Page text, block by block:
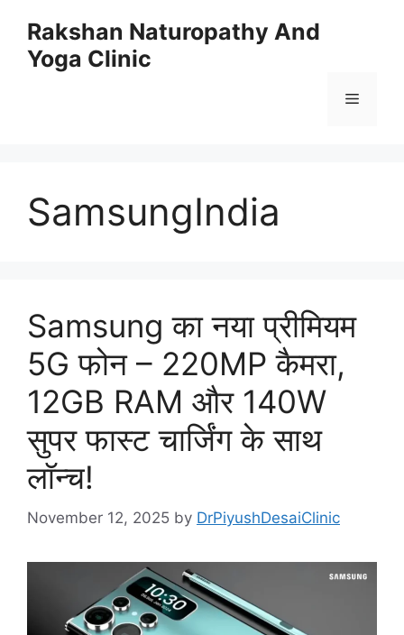
content
Rakshan Naturopathy And
Yoga Clinic
Menu
SamsungIndia
Samsung का नया प्रीमियम
5G फोन – 220MP कैमरा,
12GB RAM और 140W
सुपर फास्ट चार्जिंग के साथ
लॉन्च!
November 12, 2025 by DrPiyushDesaiClinic